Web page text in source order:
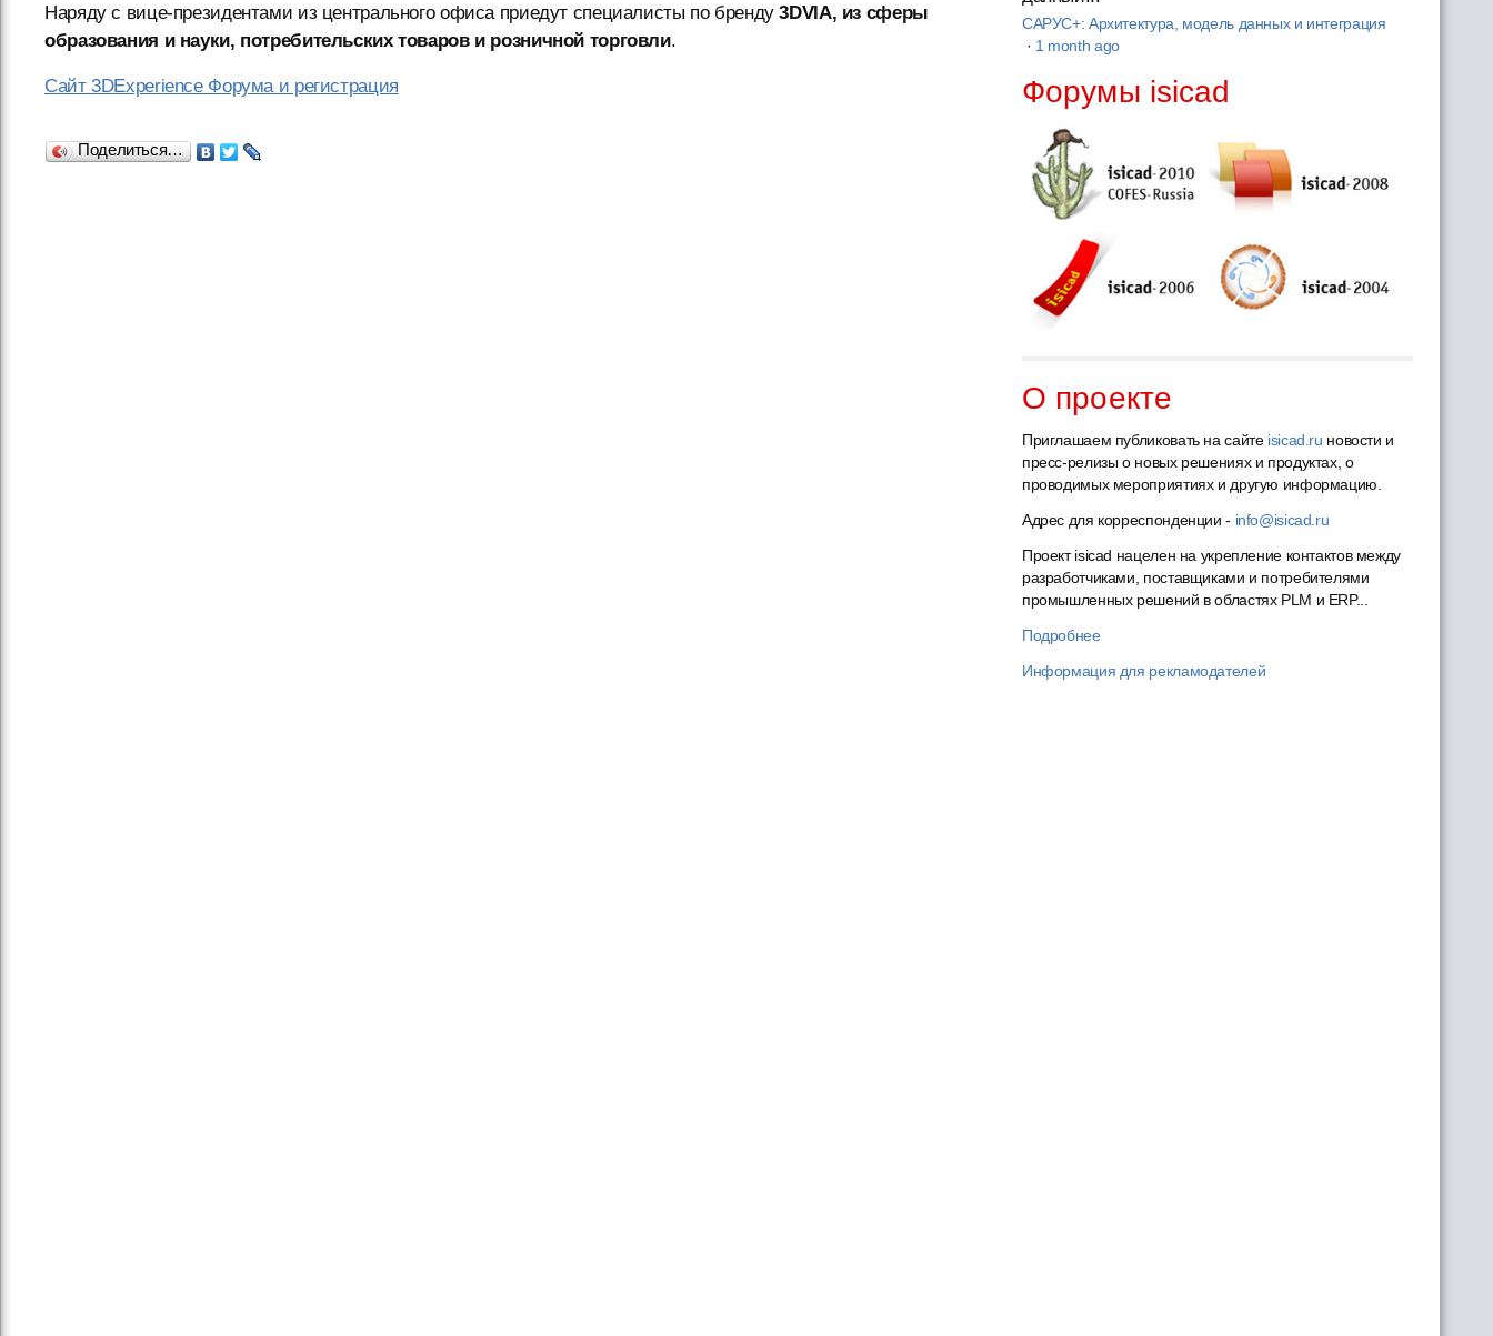
Наряду с вице-президентами из центрального офиса приедут специалисты по бренду3DVIA, из сферы
образования и науки, потребительских товаров и розничной торговли.
Сайт 3DExperience Форума и регистрация
Поделиться…
САРУС+: Архитектура, модель данных и интеграция
· 1 month ago
Форумы isicad
О проекте
Приглашаем публиковать на сайте isicad.ru новости и
пресс-релизы о новых решениях и продуктах, о
проводимых мероприятиях и другую информацию.
Адрес для корреспонденции - info@isicad.ru
Проект isicad нацелен на укрепление контактов между
разработчиками, поставщиками и потребителями
промышленных решений в областях PLM и ERP...
Подробнее
Информация для рекламодателей